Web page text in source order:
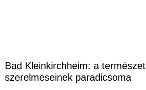
Bad Kleinkirchheim: a természet
szerelmeseinek paradicsoma